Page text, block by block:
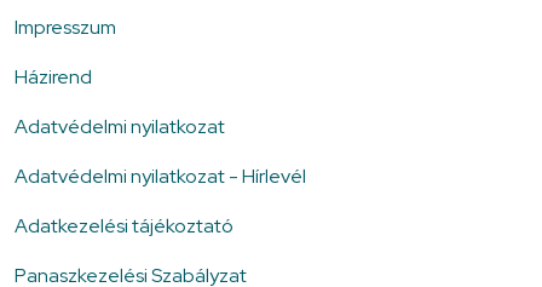
Impresszum
Házirend
Adatvédelmi nyilatkozat
Adatvédelmi nyilatkozat - Hírlevél
Adatkezelési tájékoztató
Panaszkezelési Szabályzat